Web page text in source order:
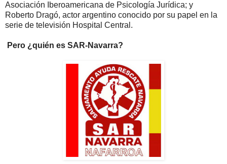
Asociación Iberoamericana de Psicología Jurídica; y
Roberto Dragó, actor argentino conocido por su papel en la
serie de televisión Hospital Central.
Pero ¿quién es SAR-Navarra?